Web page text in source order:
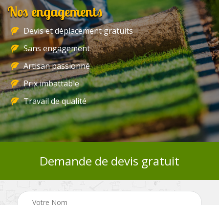
Nos engagements
Devis et déplacement gratuits
Sans engagement
Artisan passionné
Prix imbattable
Travail de qualité
Demande de devis gratuit